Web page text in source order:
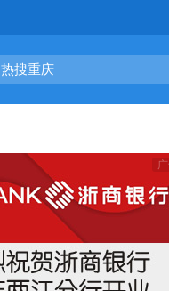
热搜重庆